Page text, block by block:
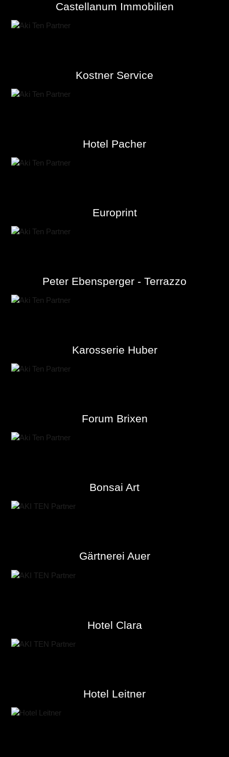
Castellanum Immobilien
Kostner Service
Hotel Pacher
Europrint
Peter Ebensperger - Terrazzo
Karosserie Huber
Forum Brixen
Bonsai Art
Gärtnerei Auer
Hotel Clara
Hotel Leitner